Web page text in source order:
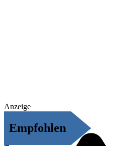
Anzeige
Empfohlen